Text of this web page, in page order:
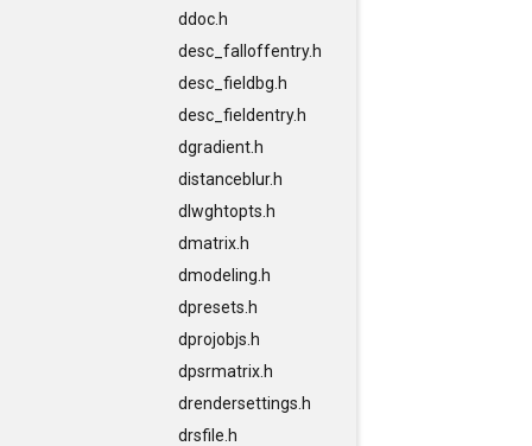
ddoc.h
desc_falloffentry.h
desc_fieldbg.h
desc_fieldentry.h
dgradient.h
distanceblur.h
dlwghtopts.h
dmatrix.h
dmodeling.h
dpresets.h
dprojobjs.h
dpsrmatrix.h
drendersettings.h
drsfile.h